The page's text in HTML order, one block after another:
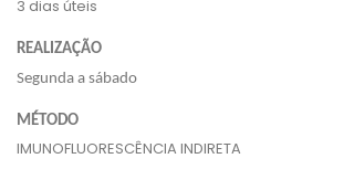
3 dias úteis
REALIZAÇÃO
Segunda a sábado
MÉTODO
IMUNOFLUORESCÊNCIA INDIRETA